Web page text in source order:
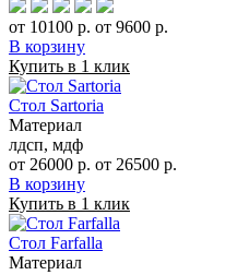
от 10100 р. от 9600 р.
В корзину
Купить в 1 клик
Стол Sartoria
Материал
лдсп, мдф
от 26000 р. от 26500 р.
В корзину
Купить в 1 клик
Стол Farfalla
Материал